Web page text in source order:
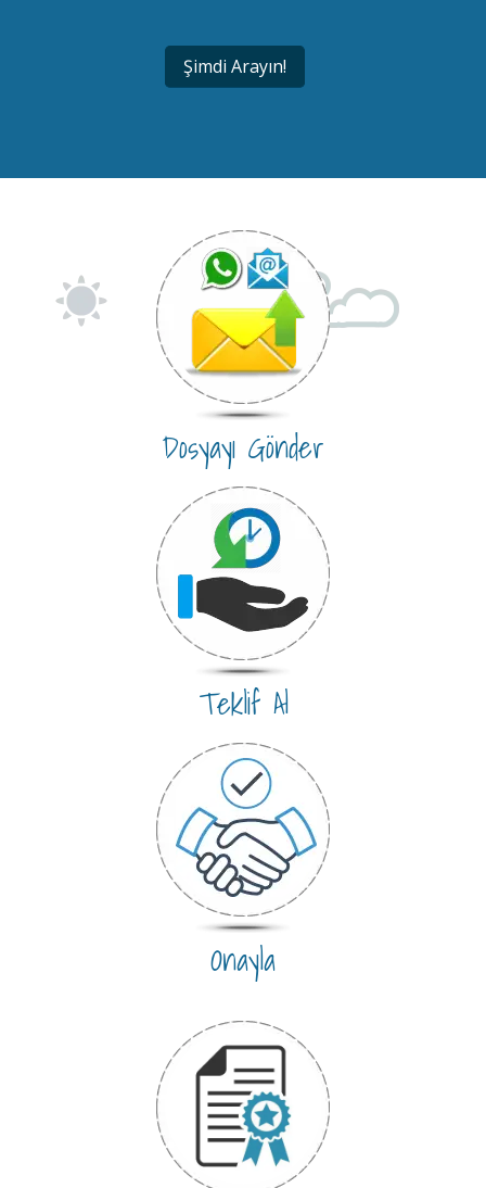
Şimdi Arayın!
Dosyayı Gönder
Teklif Al
Onayla